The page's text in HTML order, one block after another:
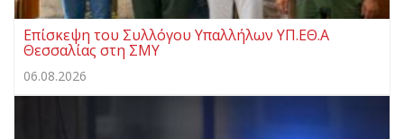
Επίσκεψη του Συλλόγου Υπαλλήλων ΥΠ.ΕΘ.Α
Θεσσαλίας στη ΣΜΥ
06.08.2026